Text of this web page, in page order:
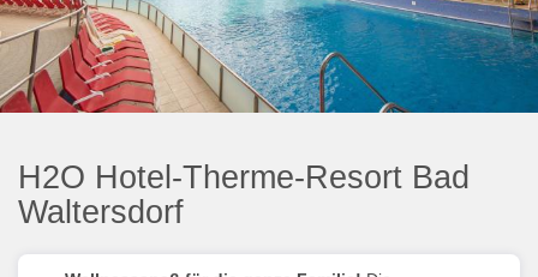
H2O Hotel-Therme-Resort Bad
Waltersdorf